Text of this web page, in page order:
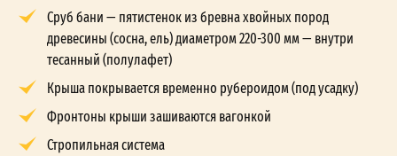
Сруб бани — пятистенок из бревна хвойных пород
древесины (сосна, ель) диаметром 220-300 мм — внутри
тесанный (полулафет)
Крыша покрывается временно рубероидом (под усадку)
Фронтоны крыши зашиваются вагонкой
Стропильная система